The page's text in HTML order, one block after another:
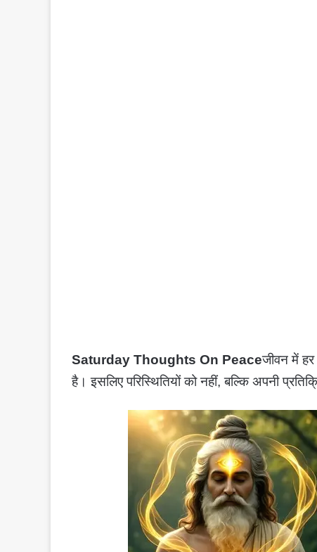
Saturday Thoughts On Peaceजीवन में
है। इसलिए परिस्थितियों को नहीं, बल्कि अपनी